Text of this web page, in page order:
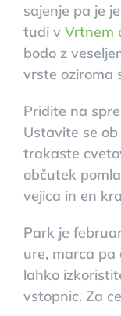
sajenje pa je
tudi v Vrtnem
bodo z
vrste oziroma
Pridite na
Ustavite se
trakaste
občutek
vejica in en
Park je
ure, marca pa
lahko
vstopnic. Za